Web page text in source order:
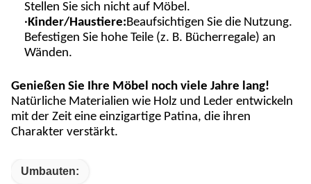
Stellen Sie sich nicht auf Möbel.
·Kinder/Haustiere:Beaufsichtigen Sie die Nutzung.
Befestigen Sie hohe Teile (z. B. Bücherregale) an
Wänden.
Genießen Sie Ihre Möbel noch viele Jahre lang!
Natürliche Materialien wie Holz und Leder entwickeln
mit der Zeit eine einzigartige Patina, die ihren
Charakter verstärkt.
Umbauten: